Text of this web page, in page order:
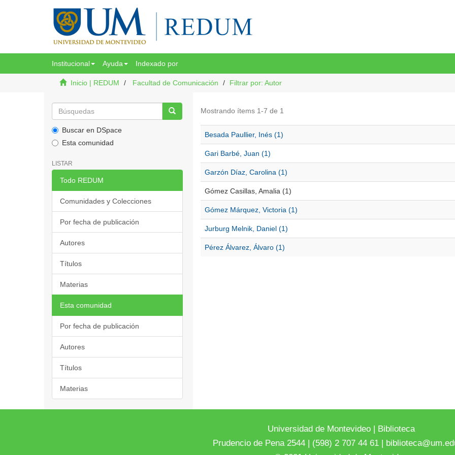
Institucional Ayuda Indexado por
Inicio | REDUM Facultad de Comunicación Filtrar por: Autor
Buscar en DSpace
Esta comunidad
LISTAR
Todo REDUM
Comunidades y Colecciones
Por fecha de publicación
Autores
Títulos
Materias
Esta comunidad
Por fecha de publicación
Autores
Títulos
Materias
Mostrando ítems 1-7 de 1
Besada Paullier, Inés (1)
Gari Barbé, Juan (1)
Garzón Díaz, Carolina (1)
Gómez Casillas, Amalia (1)
Gómez Márquez, Victoria (1)
Jurburg Melnik, Daniel (1)
Pérez Álvarez, Álvaro (1)
Universidad de Montevideo | Biblioteca
Prudencio de Pena 2544 | (598) 2 707 44 61 |